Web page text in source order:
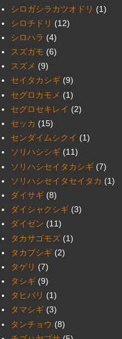
シロガシラカツオドリ (1)
シロチドリ (12)
シロハラ (4)
スズガモ (6)
スズメ (9)
セイタカシギ (9)
セグロカモメ (1)
セグロセキレイ (2)
セッカ (15)
センダイムシクイ (1)
ソリハシシギ (11)
ソリハシセイタカシギ (7)
ソリハシセイタセイタカ (1)
ダイサギ (8)
ダイシャクシギ (3)
ダイゼン (11)
タカサゴモズ (1)
タカブシギ (2)
タゲリ (7)
タシギ (9)
タヒバリ (1)
タマシギ (3)
タンチョウ (8)